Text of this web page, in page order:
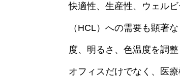
快適性、生産性、ウェル
（HCL）への需要も顕著
度、明るさ、色温度を調
オフィスだけでなく、医